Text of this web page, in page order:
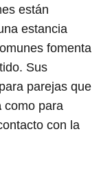
están
estancia
fomenta
Sus
parejas que
como para
con la